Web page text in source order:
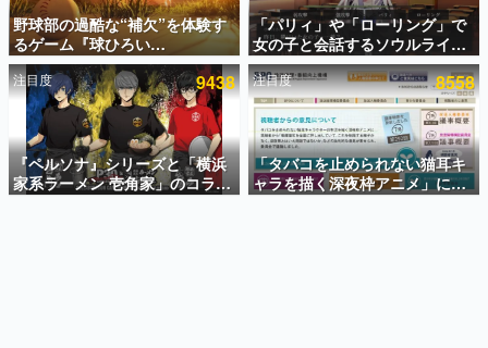
インタビュー
連載・特集一覧
殿堂入り記事
SNS拡散数が数千以上！ ページビュー数万以上！ などな
ど。多くの人々に読まれた、電ファミ渾身の“殿堂入り”記
事をまとめました。
野球部の過酷な“補欠”を体験す
るゲーム『球ひろい
Simulator』が「1件」のウィッ
シュリストをもとにチェコ語に
対応しSNSで話題に。『キング
ダム・カム』開発元やチェコの
プロ野球選手から称賛の声
「パリィ」や「ローリング」で
女の子と会話するソウルライク
恋愛ゲーム『小早川さんはソウ
ルライク』無料公開。返事に失
敗すると「YOU DIED」
注目度 9438
『ペルソナ』シリーズと「横浜
家系ラーメン 壱角家」のコラボ
が8月21日から開催。”はがく
注目度 8558
「タバコを止められない猫耳キ
ャラを描く深夜枠アニメ」に視
聴者の一部から批判意見。違法